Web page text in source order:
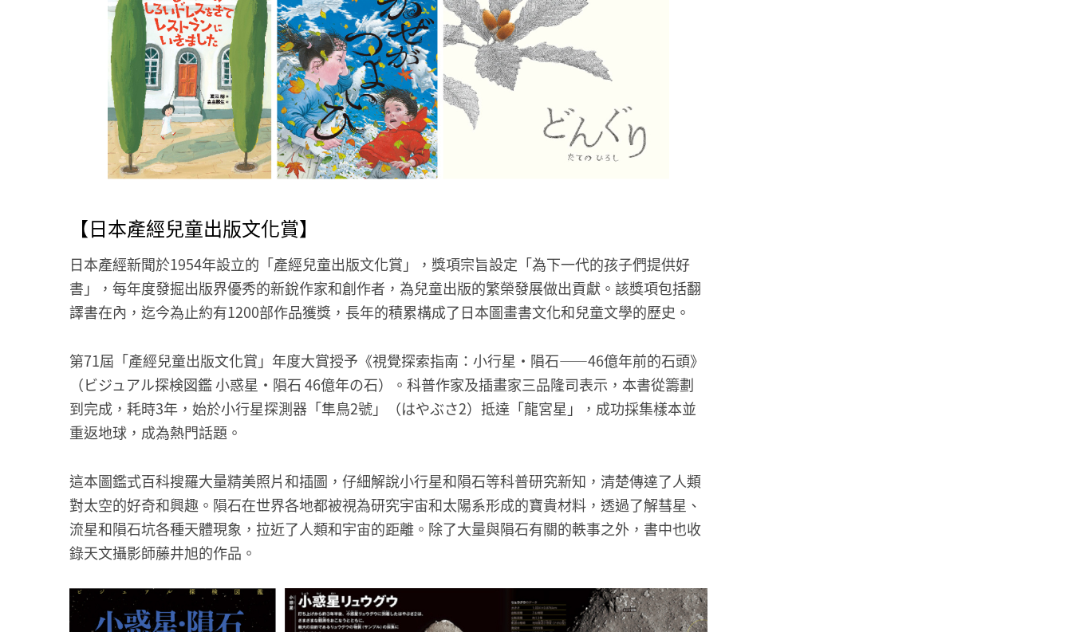
【日本產經兒童出版文化賞】
日本產經新聞於1954年設立的「產經兒童出版文化賞」，獎項宗旨設定「為下一代的孩子們提供好
書」，每年度發掘出版界優秀的新銳作家和創作者，為兒童出版的繁榮發展做出貢獻。該獎項包括翻
譯書在內，迄今為止約有1200部作品獲獎，長年的積累構成了日本圖畫書文化和兒童文學的歷史。
第71屆「產經兒童出版文化賞」年度大賞授予《視覺探索指南：小行星・隕石——46億年前的石頭》
（ビジュアル探検図鑑 小惑星・隕石 46億年の石）。科普作家及插畫家三品隆司表示，本書從籌劃
到完成，耗時3年，始於小行星探測器「隼鳥2號」（はやぶさ2）抵達「龍宮星」，成功採集樣本並
重返地球，成為熱門話題。
這本圖鑑式百科搜羅大量精美照片和插圖，仔細解說小行星和隕石等科普研究新知，清楚傳達了人類
對太空的好奇和興趣。隕石在世界各地都被視為研究宇宙和太陽系形成的寶貴材料，透過了解彗星、
流星和隕石坑各種天體現象，拉近了人類和宇宙的距離。除了大量與隕石有關的軼事之外，書中也收
錄天文攝影師藤井旭的作品。